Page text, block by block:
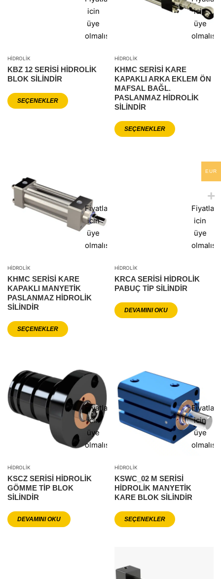
icin
üye
olmalısınız
HIDROLIK
KBZ 12 SERİSİ HİDROLİK
BLOK SİLİNDİR
SEÇENEKLER
icin
üye
HIDROLIK
KHMC SERISI KARE
KAPAKLI ARKA EKLEM ÖN
MAFSAL BAĞL.
PASLANMAZ HIDROLIK
SILINDIR
SEÇENEKLER
Fiyatlar
icin
üye
olmalısınız
HIDROLIK
KHMC SERISI KARE
KAPAKLI MANYETIK
PASLANMAZ HIDROLIK
SILINDIR
SEÇENEKLER
Fiyatlar
icin
üye
HIDROLIK
KRCA SERİSİ HİDROLİK
PABUÇ TİP SİLİNDİR
DEVAMINI OKU
Fiyatlar
icin
üye
olmalısınız
HIDROLIK
KSCZ SERİSİ HİDROLİK
GÖMME TİP BLOK
SİLİNDİR
DEVAMINI OKU
Fiyatlar
icin
üye
HIDROLIK
KSWC_02 M SERİSİ
HİDROLİK MANYETİK
KARE BLOK SİLİNDİR
SEÇENEKLER
EUR